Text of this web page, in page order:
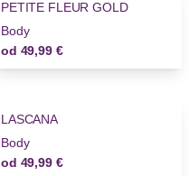
PETITE FLEUR GOLD
Body
od 49,99 €
LASCANA
Body
od 49,99 €